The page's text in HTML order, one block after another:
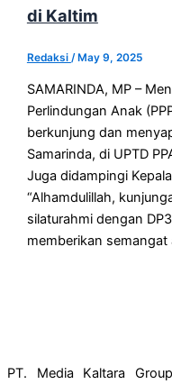
di Kaltim
Redaksi /May 9, 2025
SAMARINDA, MP –
Perlindungan Anak
berkunjung dan
Samarinda, di UPTD
Juga didampingi
“Alhamdulillah,
silaturahmi dengan
memberikan
PT. Media Kaltara